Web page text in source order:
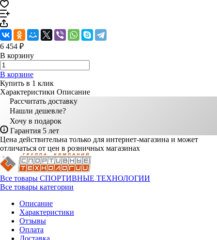
6 454 ₽
В корзину
В корзине
Купить в 1 клик
Характеристики Описание
Рассчитать доставку
Нашли дешевле?
Хочу в подарок
Гарантия 5 лет
Цена действительна только для интернет-магазина и может
отличаться от цен в розничных магазинах
Все товары СПОРТИВНЫЕ ТЕХНОЛОГИИ
Все товары категории
Описание
Характеристики
Отзывы
Оплата
Доставка